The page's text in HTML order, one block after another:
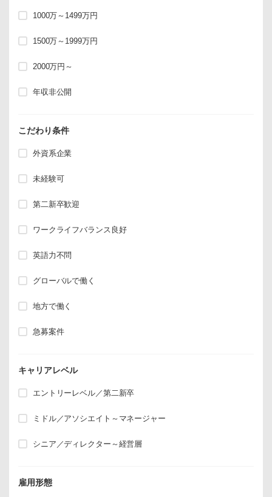
1000万～1499万円
1500万～1999万円
2000万円～
年収非公開
こだわり条件
外資系企業
未経験可
第二新卒歓迎
ワークライフバランス良好
英語力不問
グローバルで働く
地方で働く
急募案件
キャリアレベル
エントリーレベル／第二新卒
ミドル／アソシエイト～マネージャー
シニア／ディレクター～経営層
雇用形態